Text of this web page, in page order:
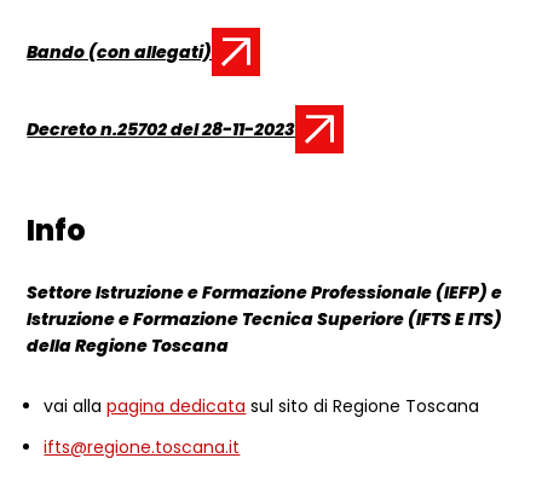
Documento:
Bando (con allegati)
Documento:
Decreto n.25702 del 28-11-2023
Info
Settore Istruzione e Formazione Professionale (IEFP) e
Istruzione e Formazione Tecnica Superiore (IFTS E ITS)
della Regione Toscana
vai allapagina dedicata sul sito di Regione Toscana
ifts@regione.toscana.it